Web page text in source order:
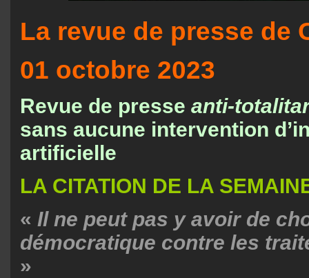
La revue de presse de
01 octobre 2023
Revue de presse anti-
sans aucune intervention
artificielle
LA CITATION DE LA
« Il ne peut pas y avoir de
démocratique contre les
»